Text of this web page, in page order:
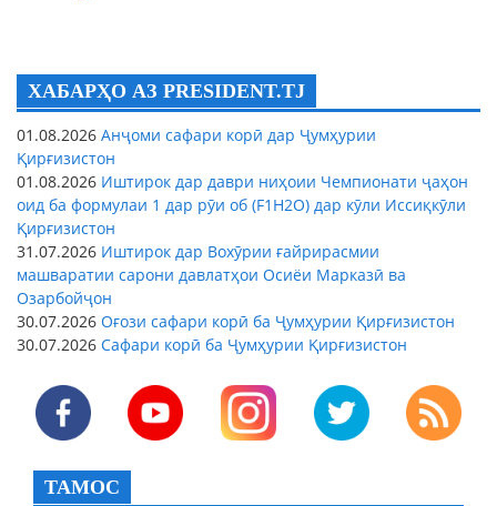
ХАБАРҲО АЗ PRESIDENT.TJ
01.08.2026 Анҷоми сафари корӣ дар Ҷумҳурии
Қирғизистон
01.08.2026 Иштирок дар даври ниҳоии Чемпионати ҷаҳон
оид ба формулаи 1 дар рӯи об (F1H2O) дар кӯли Иссиқкӯли
Қирғизистон
31.07.2026 Иштирок дар Вохӯрии ғайрирасмии
машваратии сарони давлатҳои Осиёи Марказӣ ва
Озарбойҷон
30.07.2026 Оғози сафари корӣ ба Ҷумҳурии Қирғизистон
30.07.2026 Сафари корӣ ба Ҷумҳурии Қирғизистон
ТАМОС